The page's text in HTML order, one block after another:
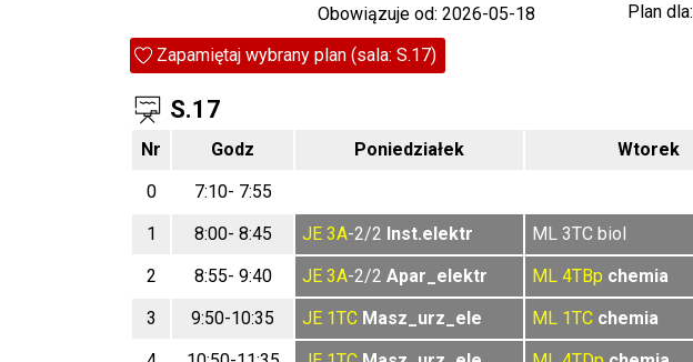
Obowiązuje od: 2026-05-18 Plan dla:
Zapamiętaj wybrany plan (sala: S.17)
S.17
Nr Godz Poniedziałek Wtorek
0
7:10- 7:55
1
8:00- 8:45 JE 3A-2/2 Inst.elektr ML 3TC biol
2
8:55- 9:40 JE 3A-2/2 Apar_elektr ML 4TBp chemia
3
9:50-10:35 JE 1TC Masz_urz_ele ML 1TC chemia